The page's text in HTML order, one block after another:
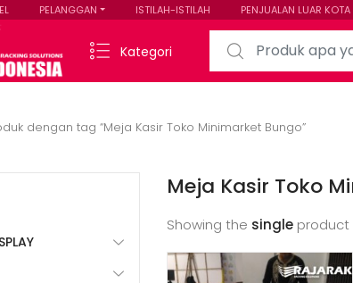
PELANGGAN ISTILAH-ISTILAH PENJUALAN LUAR KOTA
Kategori
Search for:
dengan tag “Meja Kasir Toko Minimarket Bungo”
Meja Kasir Toko
Showing the single product